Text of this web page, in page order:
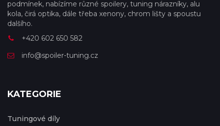
podmínek, nabízíme různé spoilery, tuning nárazníky, alu
kola, čirá optika, dále třeba xenony, chrom lišty a spoustu
dalšího.
+420 602 650 582
info@spoiler-tuning.cz
KATEGORIE
Tuningové díly